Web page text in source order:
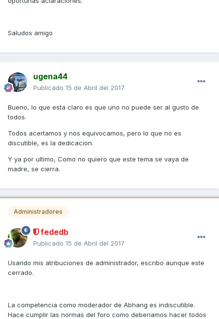
Saludos amigo
ugena44
Publicado 15 de Abril del 2017
Bueno, lo que esta claro es que uno no puede ser al gusto de
todos.
Todos acertamos y nos equivocamos, pero lo que no es
discutible, es la dedicacion.
Y ya por ultimo, Como no quiero que este tema se vaya de
madre, se cierra.
Administradores
fededb
Publicado 15 de Abril del 2017
Usando mis atribuciones de administrador, escribo aunque este
cerrado.
La competencia como moderador de Abhang es indiscutible.
Hace cumplir las normas del foro como deberiamos hacer todos